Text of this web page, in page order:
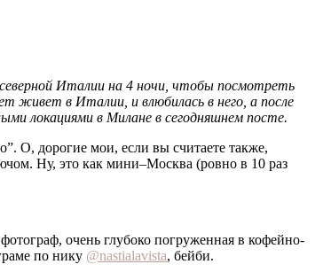
Италии на 4 ночи, чтобы посмотреть
живет в Италии, и влюбилась в него, а после
локациями в Милане в сегодняшнем посте.
О, дорогие мои, если вы считаете также,
Ну, это как мини–Москва (ровно в 10 раз
очень глубоко погруженная в кофейно-
по нику @nastialavista, бейби.